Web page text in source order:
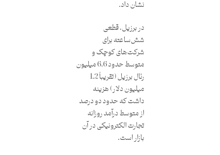
نشان داد.
در برزیل، قطعی
شش‌ساعته برای
شرکت‌های کوچک و
متوسط حدود 6.6 میلیون
رئال برزیل (تقریباً 1.2
میلیون دلار) هزینه
داشت که حدود دو درصد
از متوسط درآمد روزانه
تجارت الکترونیکی در آن
بازار است.